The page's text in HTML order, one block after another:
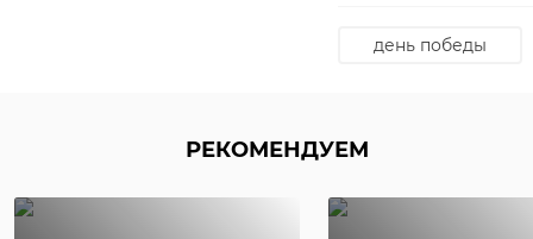
день победы
РЕКОМЕНДУЕМ